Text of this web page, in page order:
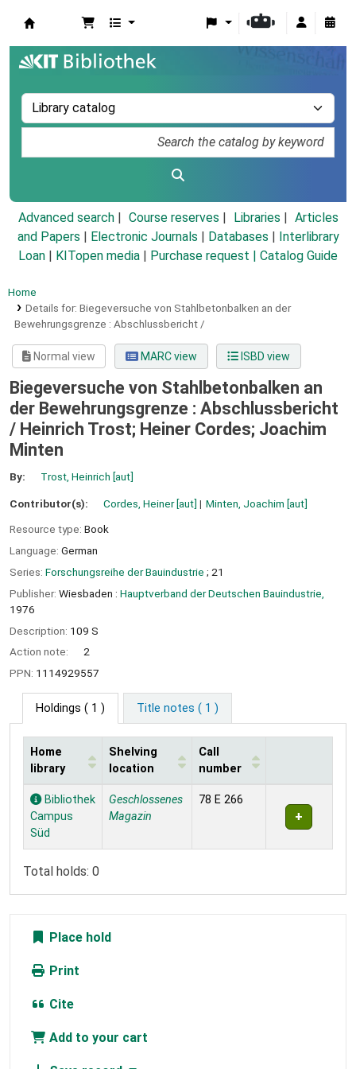
Advanced search Course reserves Libraries
Articles
and Papers
Electronic Journals Databases
Interlibrary
Loan
KITopen media Purchase request | Catalog Guide
Home
Details for: Biegeversuche von Stahlbetonbalken an der
Bewehrungsgrenze : Abschlussbericht /
Normal view MARC view ISBD view
Biegeversuche von Stahlbetonbalken an
der Bewehrungsgrenze : Abschlussbericht
/ Heinrich Trost; Heiner Cordes; Joachim
Minten
By: Trost, Heinrich [aut]
Contributor(s): Cordes, Heiner[aut] Minten, Joachim [aut]
Resource type: Book
Language: German
Series: Forschungsreihe der Bauindustrie ; 21
Publisher: Wiesbaden : Hauptverband der Deutschen Bauindustrie,
1976
Description: 109 S
Action note:
2
PPN: 1114929557
Holdings ( 1 ) Title notes ( 1 )
Holdings
Home
library
Shelving
location
Call
number
Bibliothek
Campus
Süd
Geschlossenes
Magazin
78 E 266
Total holds: 0
Place hold
Print
Cite
Add to your cart